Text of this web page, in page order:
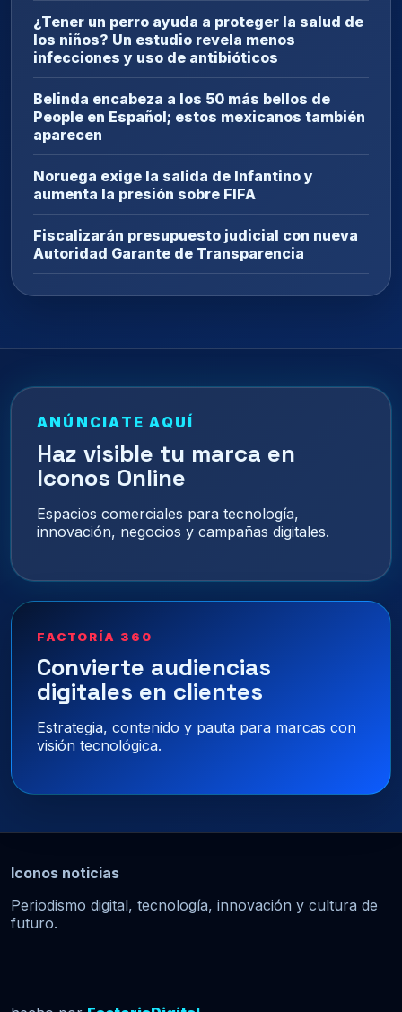
¿Tener un perro ayuda a proteger la salud de
los niños? Un estudio revela menos
infecciones y uso de antibióticos
Belinda encabeza a los 50 más bellos de
People en Español; estos mexicanos también
aparecen
Noruega exige la salida de Infantino y
aumenta la presión sobre FIFA
Fiscalizarán presupuesto judicial con nueva
Autoridad Garante de Transparencia
ANÚNCIATE AQUÍ
Haz visible tu marca en
Iconos Online
Espacios comerciales para tecnología,
innovación, negocios y campañas digitales.
FACTORÍA 360
Convierte audiencias
digitales en clientes
Estrategia, contenido y pauta para marcas con
visión tecnológica.
Iconos noticias
Periodismo digital, tecnología, innovación y cultura de
futuro.